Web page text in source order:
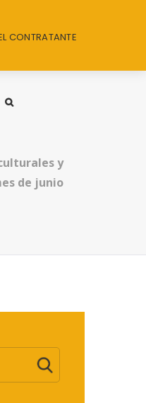
CONTRATANTE
y
de junio